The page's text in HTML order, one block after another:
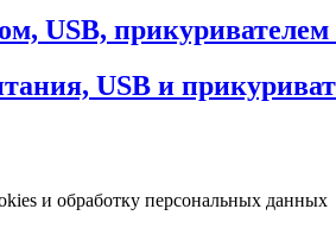
USB,
USB и
и обработку персональных данных